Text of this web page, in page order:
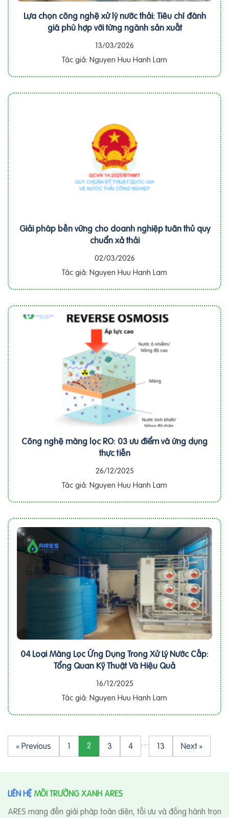
Lựa chọn công nghệ xử lý nước thải: Tiêu chí đánh
giá phù hợp với từng ngành sản xuất
13/03/2026
Tác giả: Nguyen Huu Hanh Lam
Giải pháp bền vững cho doanh nghiệp tuân thủ quy
chuẩn xả thải
02/03/2026
Tác giả: Nguyen Huu Hanh Lam
Công nghệ màng lọc RO: 03 ưu điểm và ứng dụng
thực tiễn
26/12/2025
Tác giả: Nguyen Huu Hanh Lam
04 Loại Màng Lọc Ứng Dụng Trong Xử Lý Nước Cấp:
Tổng Quan Kỹ Thuật Và Hiệu Quả
16/12/2025
Tác giả: Nguyen Huu Hanh Lam
« Previous 1 2 3 4 … 13 Next »
LIÊN HỆ MÔI TRƯỜNG XANH ARES
ARES mang đến giải pháp toàn diện, tối ưu và đồng hành trọn